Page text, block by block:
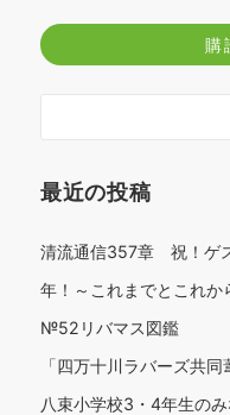
最近の投稿
清流通信357章 祝！ゲ
年！～これまでとこれか
№52リバマス図鑑
「四万十川ラバーズ共
八束小学校3・4年生の